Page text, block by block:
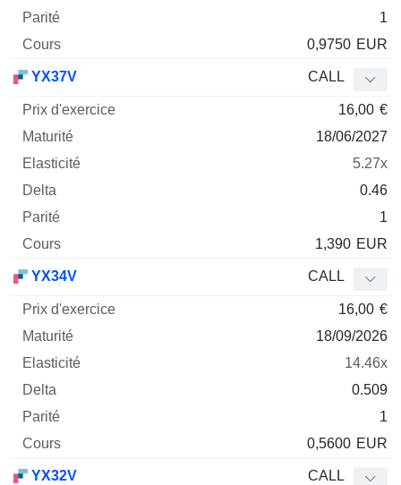
1
0,9750 EUR
YX37V CALL
16,00 €
18/06/2027
5.27x
0.46
1
1,390 EUR
YX34V CALL
16,00 €
18/09/2026
14.46x
0.509
1
0,5600 EUR
YX32V CALL